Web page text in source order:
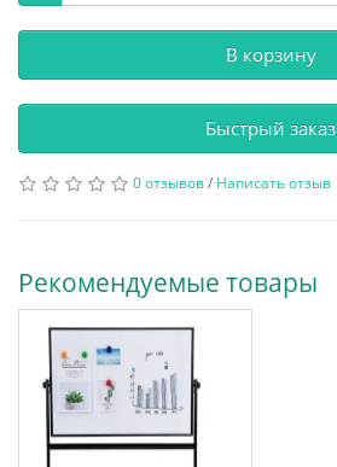
В корзину
Быстрый заказ
0 отзывов/ Написать отзыв
Рекомендуемые товары